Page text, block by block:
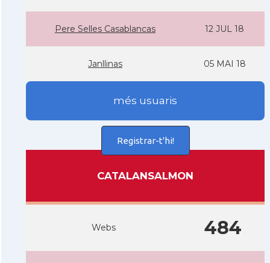
Pere Selles Casablancas 12 JUL 18
Janllinas 05 MAI 18
més usuaris
Registrar-t'hi!
CATALANSALMON
Webs 484